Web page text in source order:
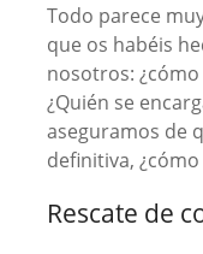
Todo parece
que os habéis
nosotros:
¿Quién se
aseguramos de
definitiva,
Rescate de